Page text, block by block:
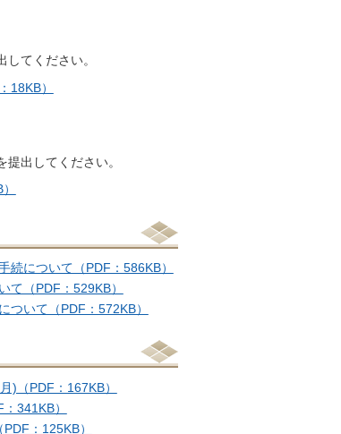
てください。
18KB）
出してください。
続について（PDF：586KB）
て（PDF：529KB）
ついて（PDF：572KB）
)（PDF：167KB）
341KB）
：125KB）